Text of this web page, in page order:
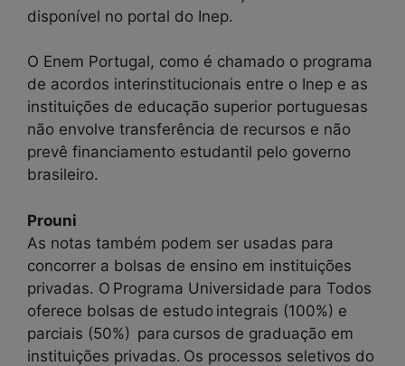
disponível no portal do Inep.
O Enem Portugal, como é chamado o programa
de acordos interinstitucionais entre o Inep e as
instituições de educação superior portuguesas
não envolve transferência de recursos e não
prevê financiamento estudantil pelo governo
brasileiro.
Prouni
As notas também podem ser usadas para
concorrer a bolsas de ensino em instituições
privadas. O Programa Universidade para Todos
oferece bolsas de estudo integrais (100%) e
parciais (50%) para cursos de graduação em
instituições privadas. Os processos seletivos do